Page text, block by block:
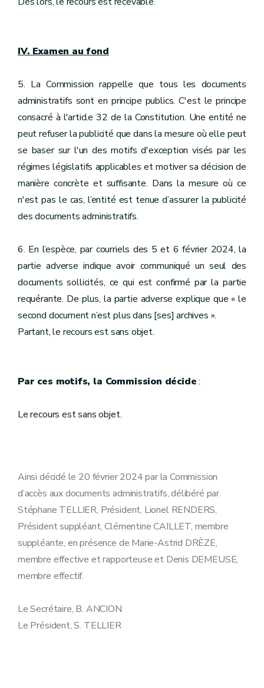
IV. Examen au fond
5. La Commission rappelle que tous les documents
administratifs sont en principe publics. C'est le principe
consacré à l'article 32 de la Constitution. Une entité ne
peut refuser la publicité que dans la mesure où elle peut
se baser sur l'un des motifs d'exception visés par les
régimes législatifs applicables et motiver sa décision de
manière concrète et suffisante. Dans la mesure où ce
n'est pas le cas, l’entité est tenue d’assurer la publicité
des documents administratifs.
6. En l’espèce, par courriels des 5 et 6 février 2024, la
partie adverse indique avoir communiqué un seul des
documents sollicités, ce qui est confirmé par la partie
requérante. De plus, la partie adverse explique que « le
second document n’est plus dans [ses] archives ».
Partant, le recours est sans objet.
Par ces motifs, la Commission décide:
Le recours est sans objet.
Ainsi décidé le 20 février 2024 par la Commission
d’accès aux documents administratifs, délibéré par
Stéphane TELLIER, Président, Lionel RENDERS,
Président suppléant, Clémentine CAILLET, membre
suppléante, en présence de Marie-Astrid DRÈZE,
membre effective et rapporteuse et Denis DEMEUSE,
membre effectif.
Le Secrétaire, B. ANCION
Le Président, S. TELLIER